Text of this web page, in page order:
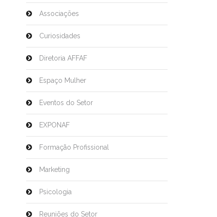
Associações
Curiosidades
Diretoria AFFAF
Espaço Mulher
Eventos do Setor
EXPONAF
Formação Profissional
Marketing
Psicologia
Reuniões do Setor